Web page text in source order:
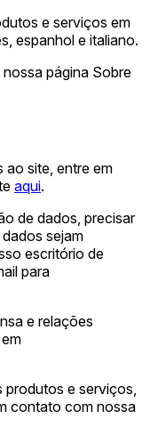
e serviços em
espanhol e italiano.
página Sobre
ao site, entre em
aqui.
de dados, precisar
sejam
escritório de
para
e relações
produtos e serviços,
contato com nossa